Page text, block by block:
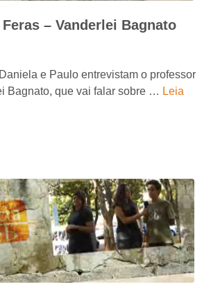
– Vanderlei Bagnato
e Paulo entrevistam o professor
Bagnato, que vai falar sobre … Leia